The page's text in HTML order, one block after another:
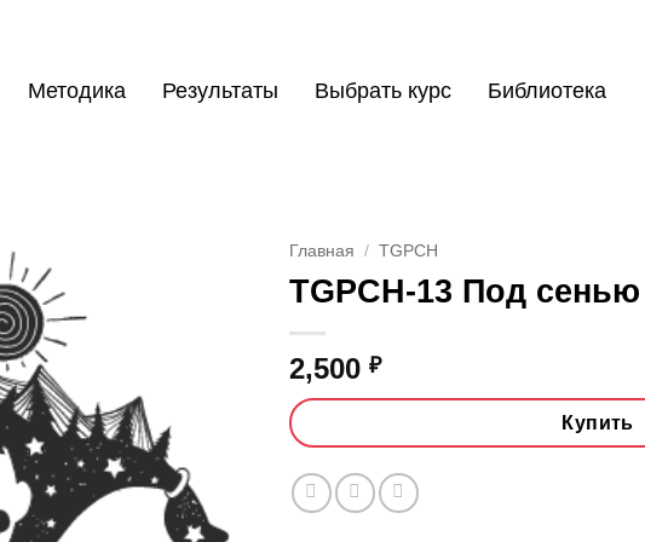
Методика Результаты Выбрать курс Библиотека
Главная / TGPCH
TGPCH-13 Под
2,500 ₽
Купить